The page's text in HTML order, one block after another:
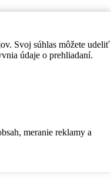
Svoj súhlas môžete udeliť
údaje o prehliadaní.
meranie reklamy a